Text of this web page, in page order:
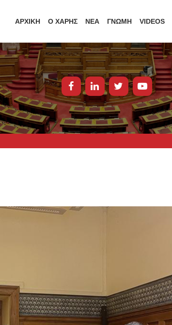
ΑΡΧΙΚΗ Ο ΧΑΡΗΣ ΝΕΑ ΓΝΩΜΗ VIDEOS